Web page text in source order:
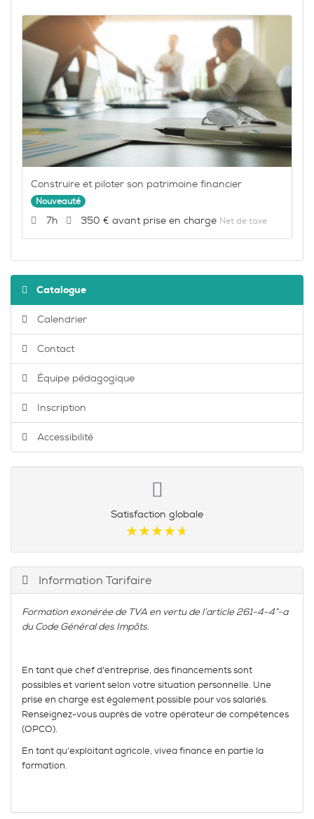
Construire et piloter son patrimoine financier
Nouveauté
Durée :
7h Prix :
350 € Net de taxe
Catalogue
Calendrier
Contact
Équipe pédagogique
Inscription
Accessibilité
Satisfaction globale
★★★★★
★★★★★
Information Tarifaire
Formation exonérée de TVA en vertu de l’article 261-4-4°-a
du Code Général des Impôts.
En tant que chef d'entreprise, des financements sont
possibles et varient selon votre situation personnelle. Une
prise en charge est également possible pour vos salariés.
Renseignez-vous auprès de votre opérateur de compétences
(OPCO).
En tant qu'exploitant agricole, vivea finance en partie la
formation.